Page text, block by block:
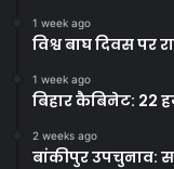
1 week ago
विश्व बाघ दिवस पर
1 week ago
बिहार कैबिनेट: 22
2 weeks ago
बांकीपुर उपचुनाव: